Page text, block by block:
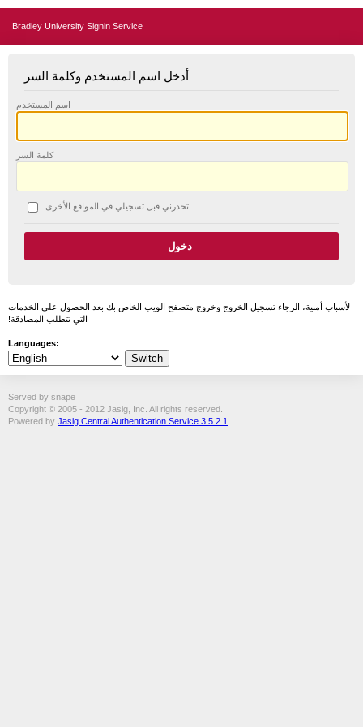
Bradley University Signin Service
أدخل اسم المستخدم وكلمة السر
اسم المستخدم
كلمة السر
تحذرني قبل تسجيلي في المواقع الأخرى.
لأسباب أمنية، الرجاء تسجيل الخروج وخروج متصفح الويب الخاص بك بعد الحصول على الخدمات
التي تتطلب المصادقة!
Languages:
Served by snape
Copyright © 2005 - 2012 Jasig, Inc. All rights reserved.
Powered by Jasig Central Authentication Service 3.5.2.1